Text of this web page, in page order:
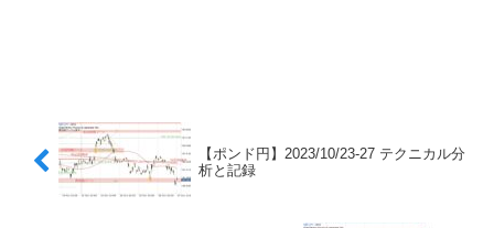
【ポンド円】2023/10/23-27 テクニカル分
析と記録